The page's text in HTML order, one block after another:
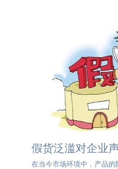
假货泛滥对企业
在当今市场环境中，产品的